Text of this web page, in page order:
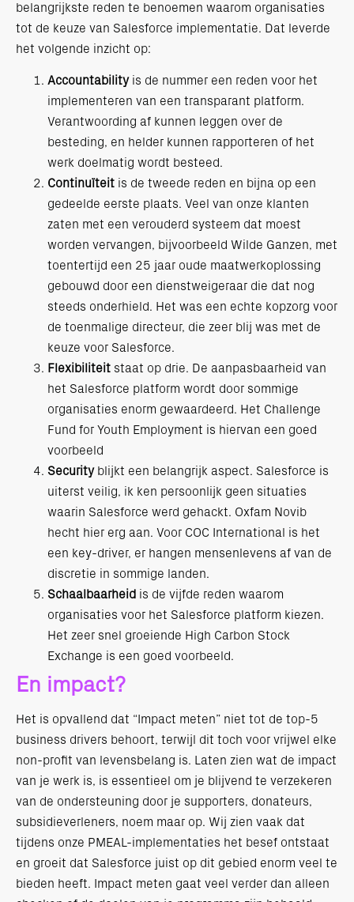
belangrijkste reden te benoemen waarom organisaties
tot de keuze van Salesforce implementatie. Dat leverde
het volgende inzicht op:
Accountabilityis de nummer een reden voor het
implementeren van een transparant platform.
Verantwoording af kunnen leggen over de
besteding, en helder kunnen rapporteren of het
werk doelmatig wordt besteed.
Continuïteit is de tweede reden en bijna op een
gedeelde eerste plaats. Veel van onze klanten
zaten met een verouderd systeem dat moest
worden vervangen, bijvoorbeeld Wilde Ganzen, met
toentertijd een 25 jaar oude maatwerkoplossing
gebouwd door een dienstweigeraar die dat nog
steeds onderhield. Het was een echte kopzorg voor
de toenmalige directeur, die zeer blij was met de
keuze voor Salesforce.
Flexibiliteit staat op drie. De aanpasbaarheid van
het Salesforce platform wordt door sommige
organisaties enorm gewaardeerd. Het Challenge
Fund for Youth Employment is hiervan een goed
voorbeeld
Securityblijkt een belangrijk aspect. Salesforce is
uiterst veilig, ik ken persoonlijk geen situaties
waarin Salesforce werd gehackt. Oxfam Novib
hecht hier erg aan. Voor COC International is het
een key-driver, er hangen mensenlevens af van de
discretie in sommige landen.
Schaalbaarheid is de vijfde reden waarom
organisaties voor het Salesforce platform kiezen.
Het zeer snel groeiende High Carbon Stock
Exchange is een goed voorbeeld.
En impact?
Het is opvallend dat “Impact meten” niet tot de top-5
business drivers behoort, terwijl dit toch voor vrijwel elke
non-profit van levensbelang is. Laten zien wat de impact
van je werk is, is essentieel om je blijvend te verzekeren
van de ondersteuning door je supporters, donateurs,
subsidieverleners, noem maar op. Wij zien vaak dat
tijdens onze PMEAL-implementaties het besef ontstaat
en groeit dat Salesforce juist op dit gebied enorm veel te
bieden heeft. Impact meten gaat veel verder dan alleen